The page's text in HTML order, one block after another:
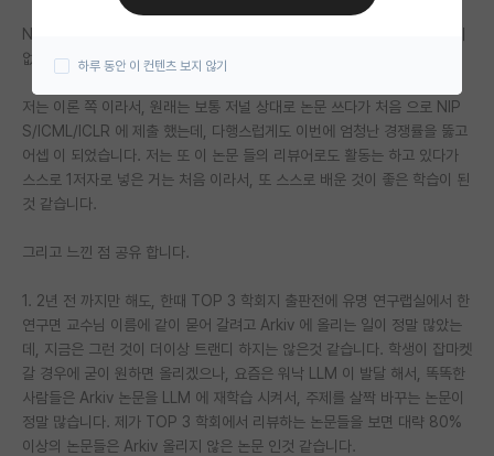
대학원 합격 후기 게시판
연구실(PI) 홍보 게시판
석박사 채용 정보 게시판
임용 정보 게시판
학부 인턴 게시판
취업 게시판
임용 후기 게시판
PI 전용 게시판
인문사회 계열 게시판
NIPS/ICML/ICLR 을 보통 AI/ML 쪽에서는 TOP 3 학회지라는 데 이견이
없을거라고 생각 합니다.
저는 이론 쪽 이라서, 원래는 보통 저널 상대로 논문 쓰다가 처음 으로 NIP
S/ICML/ICLR 에 제출 했는데, 다행스럽게도 이번에 엄청난 경쟁률을 뚫고
어셉 이 되었습니다. 저는 또 이 논문 들의 리뷰어로도 활동는 하고 있다가
스스로 1저자로 넣은 거는 처음 이라서, 또 스스로 배운 것이 좋은 학습이 된
것 같습니다.
그리고 느낀 점 공유 합니다.
1. 2년 전 까지만 해도, 한때 TOP 3 학회지 출판전에 유명 연구랩실에서 한
연구면 교수님 이름에 같이 묻어 갈려고 Arkiv 에 올리는 일이 정말 많았는
데, 지금은 그런 것이 더이상 트랜디 하지는 않은것 같습니다. 학생이 잡마켓
갈 경우에 굳이 원하면 올리겠으나, 요즘은 워낙 LLM 이 발달 해서, 똑똑한
사람들은 Arkiv 논문을 LLM 에 재학습 시켜서, 주제를 살짝 바꾸는 논문이
정말 많습니다. 제가 TOP 3 학회에서 리뷰하는 논문들을 보면 대략 80%
이상의 논문들은 Arkiv 올리지 않은 논문 인것 같습니다.
하루 동안 이 컨텐츠 보지 않기